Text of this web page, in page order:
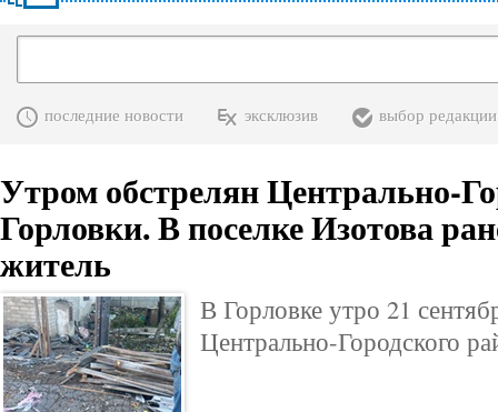
последние новости эксклюзив выбор редакции
Утром обстрелян Центрально-
Горловки. В поселке Изотова
житель
В Горловке утро 21
Центрально-Городского